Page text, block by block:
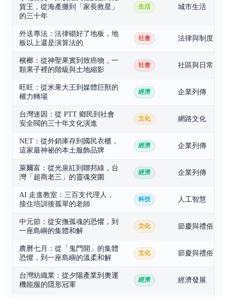
貨王，從海產攤到「家長救星」
的三十年
生活 城市生活
外送專法：法律砌好了地板，地
板以上還是演算法的
社會 法律與制度
檳榔：從神聖果實到致癌物，一
顆果子裡的階級與土地縮影
社會 社區與日常
旺旺：從米果大王到媒體巨獸的
權力轉場
經濟 企業列傳
台灣迷因：從 PTT 鄉民到社會
安全閥的三十年文化演進
文化 網路文化
NET：從外銷庫存到國民衣櫃，
這家最神祕的本土服飾品牌
經濟 企業列傳
萊爾富：從光泉紅到聯邦綠，台
灣「超商老三」的靈魂突圍
經濟 企業列傳
AI 走進教室：三百支代理人，
接住培訓後孤單的老師
科技 人工智慧
中元節：從安撫孤魂的恐懼，到
一座島嶼的集體和解
文化 節慶與禮俗
農曆七月：從「鬼門開」的集體
恐懼，到一座島嶼的溫柔和解
文化 節慶與禮俗
台灣紡織業：從夕陽產業到奧運
機能服的隱形冠軍
經濟 經濟發展